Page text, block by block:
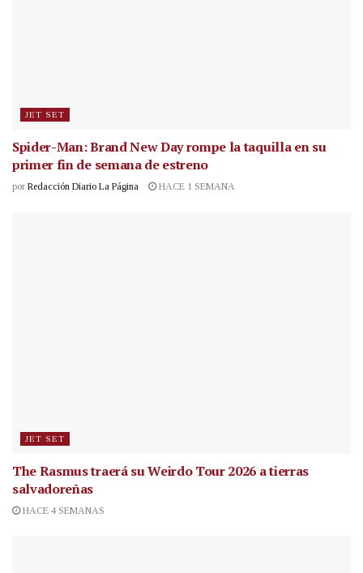
JET SET
Spider-Man: Brand New Day rompe la taquilla en su
primer fin de semana de estreno
por Redacción Diario La Página HACE 1 SEMANA
JET SET
The Rasmus traerá su Weirdo Tour 2026 a tierras
salvadoreñas
HACE 4 SEMANAS